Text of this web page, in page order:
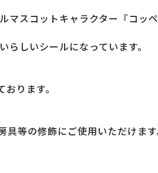
マスコットキャラクター『コッ
しいシールになっています。
ります。
等の修飾にご使用いただけます